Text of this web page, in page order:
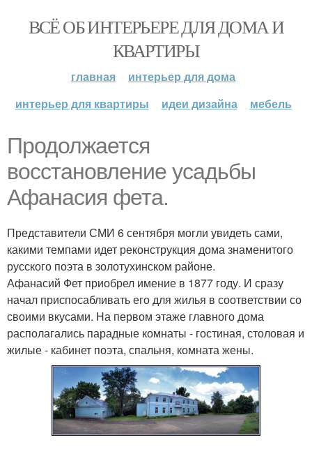
ВСЁ ОБ ИНТЕРЬЕРЕ ДЛЯ ДОМА И
КВАРТИРЫ
главная
интерьер для дома
интерьер для квартиры
идеи дизайна мебель
Продолжается
восстановление усадьбы
Афанасия фета.
Представители СМИ 6 сентября могли увидеть сами,
какими темпами идет реконструкция дома знаменитого
русского поэта в золотухинском районе.
Афанасий Фет приобрел имение в 1877 году. И сразу
начал приспосабливать его для жилья в соответствии со
своими вкусами. На первом этаже главного дома
располагались парадные комнаты - гостиная, столовая и
жилые - кабинет поэта, спальня, комната жены.